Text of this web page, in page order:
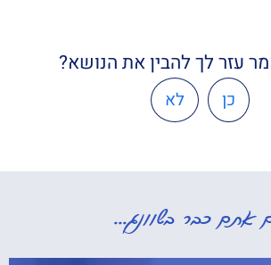
עזר לך להבין את הנושא?
כן לא
אתם כבר בשוונג...